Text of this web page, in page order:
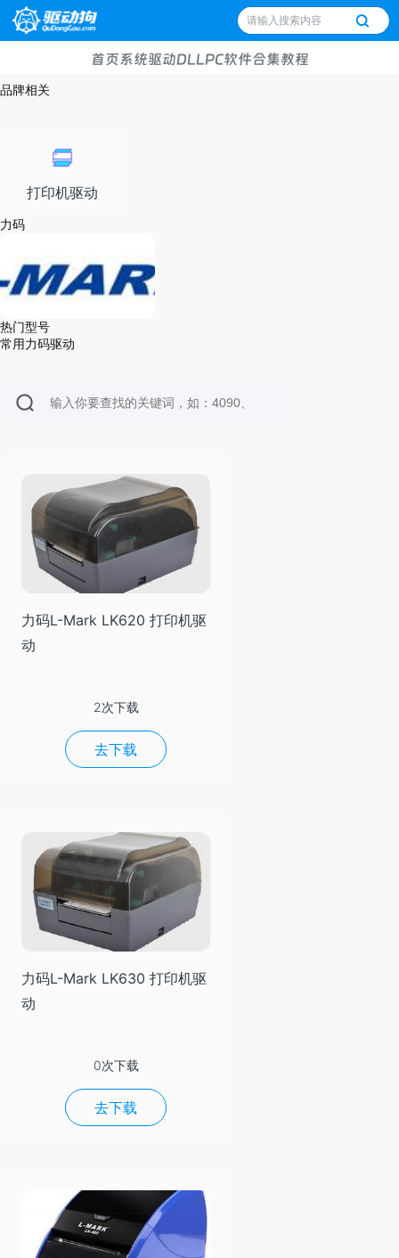
首页系统驱动DLLPC软件合集教程
品牌相关
打印机驱动
力码
力码
热门型号
常用力码驱动
力码L-Mark LK620 打印机驱
动
2次下载
去下载
力码L-Mark LK630 打印机驱
动
0次下载
去下载